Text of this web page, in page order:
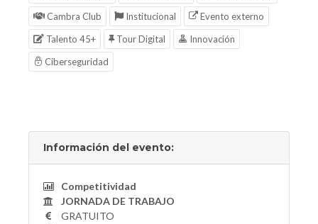
Cambra Club
Institucional
Evento externo
Talento 45+
Tour Digital
Innovación
Ciberseguridad
Información del evento:
Competitividad
JORNADA DE TRABAJO
GRATUITO